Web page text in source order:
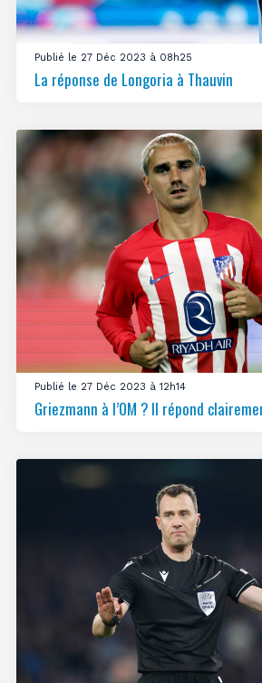
Publié le 27 Déc 2023 à 08h25
La réponse de Longoria à Thauvin
Publié le 27 Déc 2023 à 12h14
Griezmann à l’OM ? Il répond